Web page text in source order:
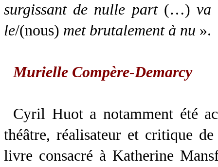
surgissant de nulle part(…) va
le/(nous) met brutalement à nu ».
Murielle Compère-Demarcy
Cyril Huot a notamment été
théâtre, réalisateur et critique
livre consacré à Katherine